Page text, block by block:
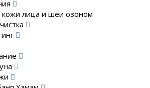
лица и шеи озоном